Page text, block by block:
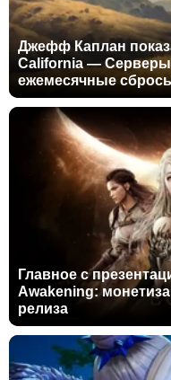
Джефф Каплан
California — Серверы
ежемесячные
Главное с
Awakening:
релиза